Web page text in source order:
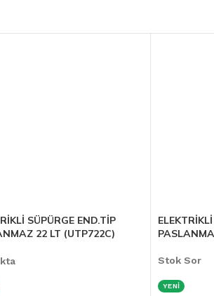
SÜPÜRGE END.TİP
22 LT (UTP722C)
Stok Sor
YENİ